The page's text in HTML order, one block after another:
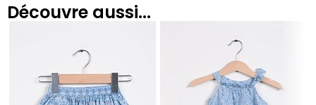
Découvre aussi...